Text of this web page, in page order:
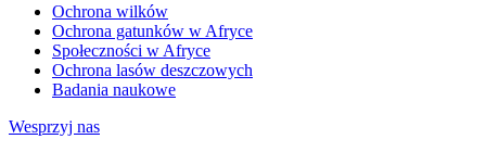
Ochrona wilków
Ochrona gatunków w Afryce
Społeczności w Afryce
Ochrona lasów deszczowych
Badania naukowe
Wesprzyj nas